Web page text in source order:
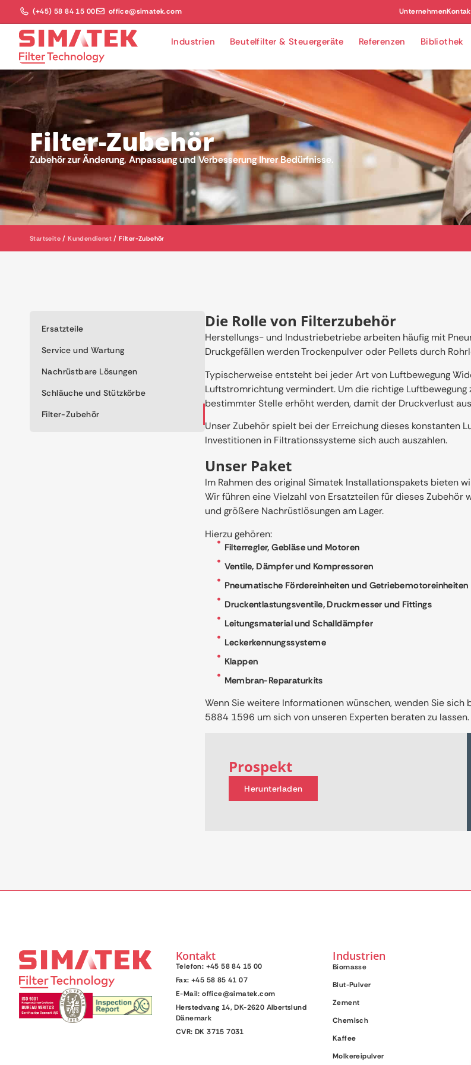
(+45) 58 84 15 00 office@simatek.com Unternehmen
Industrien Beutelfilter & Steuergeräte Referenzen Bibliothek
Filter-Zubehör
Zubehör zur Änderung, Anpassung und Verbesserung Ihrer Bedürfnisse.
Startseite /Kundendienst /Filter-Zubehör
Ersatzteile
Service und Wartung
Nachrüstbare Lösungen
Schläuche und Stützkörbe
Filter-Zubehör
Die Rolle von Filterzubehör
Herstellungs- und Industriebetriebe arbeiten häufig mit
Druckgefällen werden Trockenpulver oder Pellets durch
Typischerweise entsteht bei jeder Art von Luftbewegung
Luftstromrichtung vermindert. Um die richtige
bestimmter Stelle erhöht werden, damit der Druckverlust
Unser Zubehör spielt bei der Erreichung dieses konstanten
Investitionen in Filtrationssysteme sich auch auszahlen.
Unser Paket
Im Rahmen des original Simatek Installationspakets bieten
Wir führen eine Vielzahl von Ersatzteilen für dieses
und größere Nachrüstlösungen am Lager.
Hierzu gehören:
Filterregler, Gebläse und Motoren
Ventile, Dämpfer und Kompressoren
Pneumatische Fördereinheiten und Getriebemotoreinheiten
Druckentlastungsventile, Druckmesser und Fittings
Leitungsmaterial und Schalldämpfer
Leckerkennungssysteme
Klappen
Membran-Reparaturkits
Wenn Sie weitere Informationen wünschen, wenden Sie
5884 1596 um sich von unseren Experten beraten zu lassen.
Prospekt
Herunterladen
Kontakt
Telefon: +45 58 84 15 00
Fax: +45 58 85 41 07
E-Mail: office@simatek.com
Herstedvang 14, DK-2620 Albertslund
Dänemark
CVR: DK 3715 7031
Industrien
Biomasse
Blut-Pulver
Zement
Chemisch
Kaffee
Molkereipulver